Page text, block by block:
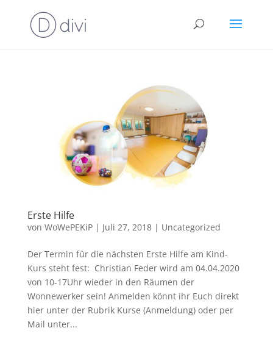
Erste Hilfe
von WoWePEKiP| Juli 27, 2018| Uncategorized
Der Termin für die nächsten Erste Hilfe am Kind-
Kurs steht fest: Christian Feder wird am 04.04.2020
von 10-17Uhr wieder in den Räumen der
Wonnewerker sein! Anmelden könnt ihr Euch direkt
hier unter der Rubrik Kurse (Anmeldung) oder per
Mail unter...